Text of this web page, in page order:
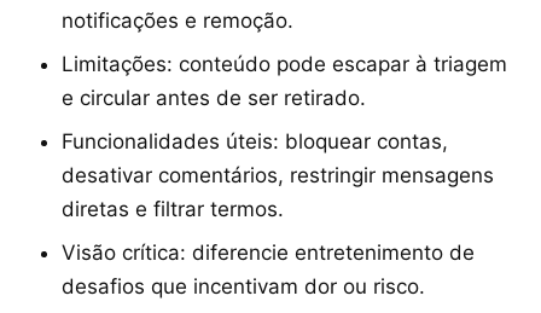
notificações e remoção.
Limitações: conteúdo pode escapar à triagem
e circular antes de ser retirado.
Funcionalidades úteis: bloquear contas,
desativar comentários, restringir mensagens
diretas e filtrar termos.
Visão crítica: diferencie entretenimento de
desafios que incentivam dor ou risco.